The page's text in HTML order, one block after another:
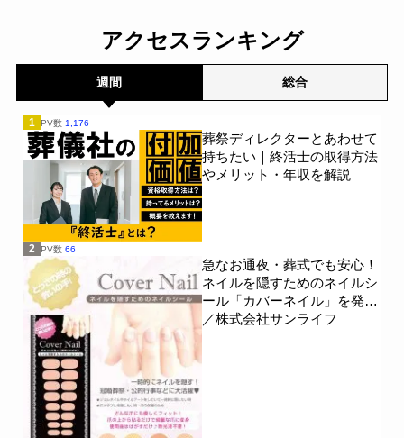
アクセスランキング
週間 総合
1 PV数 1,176
葬祭ディレクターとあわせて
持ちたい｜終活士の取得方法
やメリット・年収を解説
2 PV数 66
急なお通夜・葬式でも安心！
ネイルを隠すためのネイルシ
ール「カバーネイル」を発売
／株式会社サンライフ